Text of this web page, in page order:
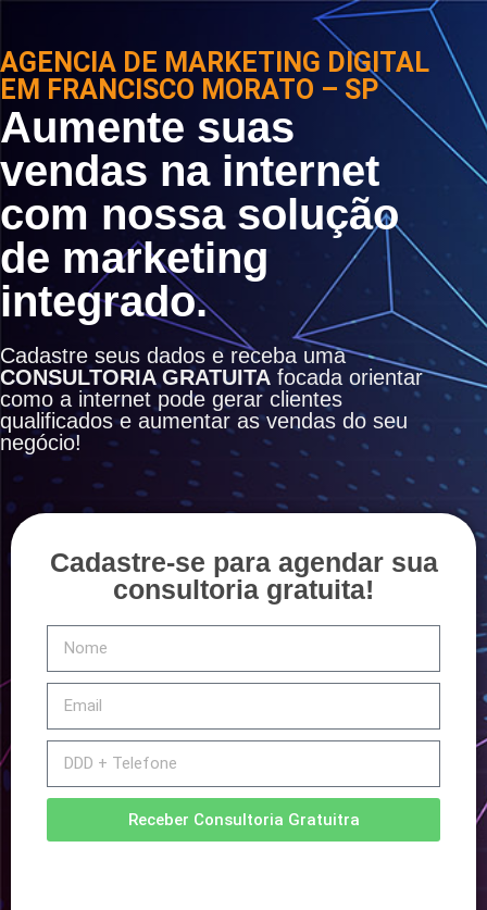
AGENCIA DE MARKETING DIGITAL
EM FRANCISCO MORATO – SP
Aumente suas
vendas na internet
com nossa solução
de marketing
integrado.
Cadastre seus dados e receba uma
CONSULTORIA GRATUITA focada orientar
como a internet pode gerar clientes
qualificados e aumentar as vendas do seu
negócio!
Cadastre-se para agendar sua
consultoria gratuita!
Receber Consultoria Gratuitra